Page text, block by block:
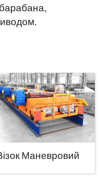
Маневровий